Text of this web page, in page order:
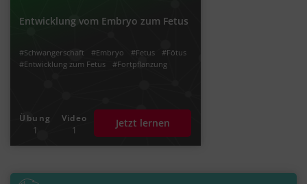
Entwicklung vom Embryo zum Fetus
#Schwangerschaft #Embryo #Fetus
#Fötus
#Entwicklung zum Fetus
#Fortpflanzung
Übung
1
Video
1
Jetzt lernen